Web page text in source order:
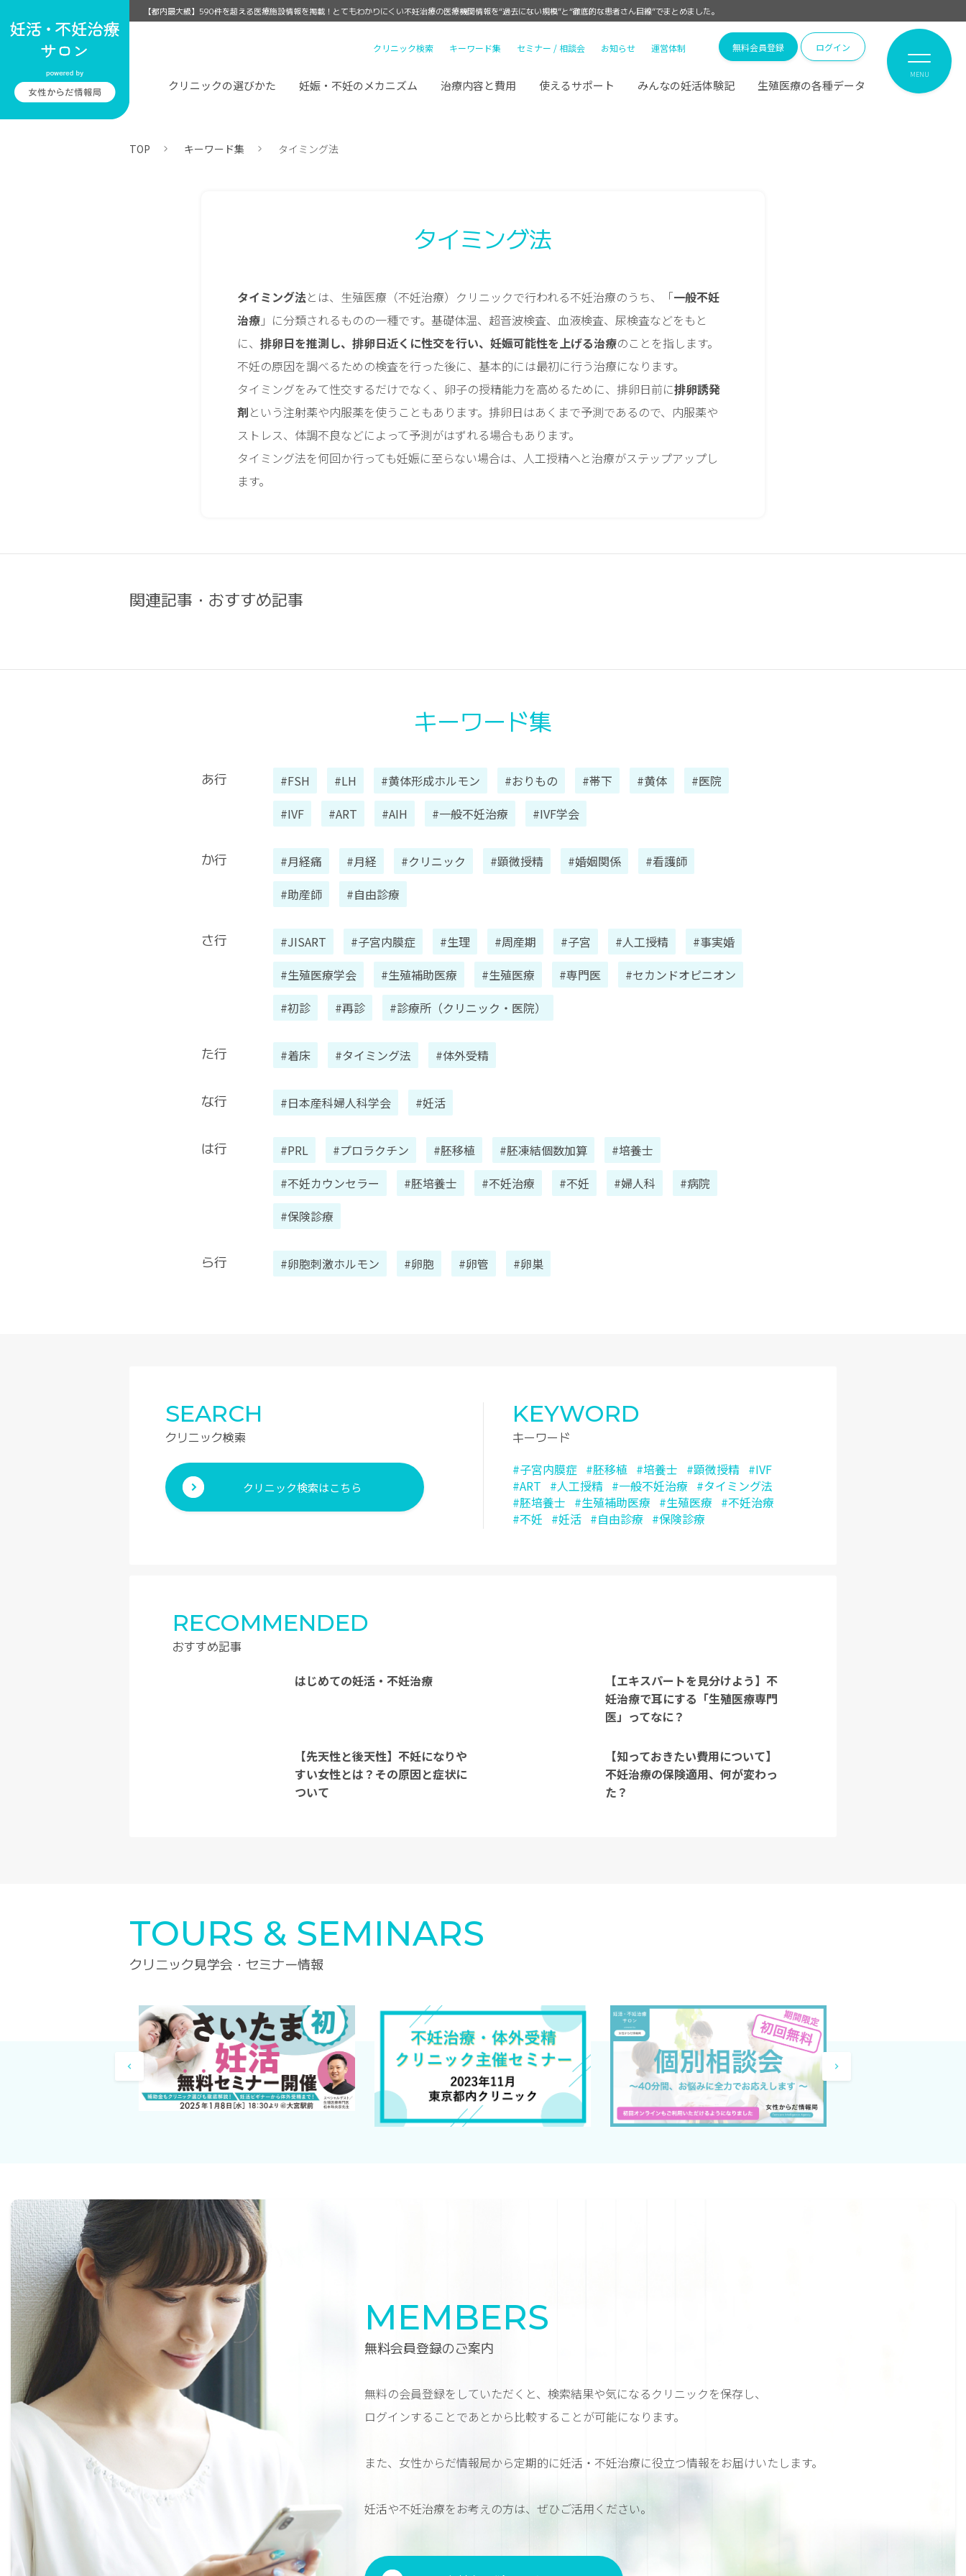
【都内最大級】590件を超える医療施設情報を掲載！ とてもわかりにくい不妊治療の医療機関情報を“過去にない規模”と“徹底的な患者さん目線”でまとめました。
クリニック検索 キーワード集 セミナー / 相談会 お知らせ 運営体制 無料会員登録 ログイン
MENU
クリニックの選びかた 妊娠・不妊のメカニズム 治療内容と費用 使えるサポート みんなの妊活体験記 生殖医療の各種データ
TOP キーワード集 タイミング法
タイミング法
タイミング法とは、生殖医療（不妊治療）クリニックで行われる不妊治療のうち、「一般不妊
治療 」に分類されるものの一種です。基礎体温、超音波検査、血液検査、尿検査などをもと
に、 排卵日を推測し、排卵日近くに性交を行い、妊娠可能性を上げる治療のことを指します。
不妊の原因を調べるための検査を行った後に、基本的には最初に行う治療になります。
タイミングをみて性交するだけでなく、卵子の授精能力を高めるために、排卵日前に排卵誘発
剤という注射薬や内服薬を使うこともあります。排卵日はあくまで予測であるので、内服薬や
ストレス、体調不良などによって予測がはずれる場合もあります。
タイミング法を何回か行っても妊娠に至らない場合は、人工授精へと治療がステップアップし
ます。
関連記事・おすすめ記事
キーワード集
あ行 #FSH #LH #黄体形成ホルモン #おりもの #帯下 #黄体
#医院
#IVF
#ART #AIH #一般不妊治療 #IVF学会
か行 #月経痛 #月経 #クリニック #顕微授精 #婚姻関係
#看護師
#助産師
#自由診療
さ行 #JISART #子宮内膜症 #生理 #周産期 #子宮 #人工授精
#事実婚
#生殖医療学会
#生殖補助医療 #生殖医療 #専門医
#セカンドオピニオン
#初診
#再診 #診療所（クリニック・医院）
た行 #着床 #タイミング法 #体外受精
な行 #日本産科婦人科学会 #妊活
は行 #PRL #プロラクチン #胚移植 #胚凍結個数加算
#培養士
#不妊カウンセラー
#胚培養士 #不妊治療 #不妊 #婦人科
#病院
#保険診療
ら行 #卵胞刺激ホルモン #卵胞 #卵管 #卵巣
SEARCH
クリニック検索
クリニック検索はこちら
KEYWORD
キーワード
#子宮内膜症 #胚移植 #培養士 #顕微授精 #IVF
#ART #人工授精 #一般不妊治療 #タイミング法
#胚培養士 #生殖補助医療 #生殖医療 #不妊治療
#不妊 #妊活 #自由診療 #保険診療
RECOMMENDED
おすすめ記事
はじめての妊活・不妊治療
【エキスパートを見分けよう】不
妊治療で耳にする「生殖医療専門
医」ってなに？
【先天性と後天性】不妊になりや
すい女性とは？その原因と症状に
ついて
【知っておきたい費用について】
不妊治療の保険適用、何が変わっ
た？
TOURS & SEMINARS
クリニック見学会・セミナー情報
MEMBERS
無料会員登録のご案内
無料の会員登録をしていただくと、検索結果や気になるクリニックを保存し、
ログインすることであとから比較することが可能になります。
また、女性からだ情報局から定期的に妊活・不妊治療に役立つ情報をお届けいたします。
妊活や不妊治療をお考えの方は、ぜひご活用ください。